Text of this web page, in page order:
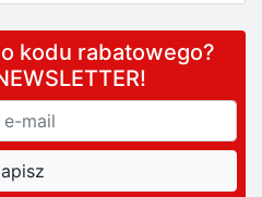
kodu rabatowego?